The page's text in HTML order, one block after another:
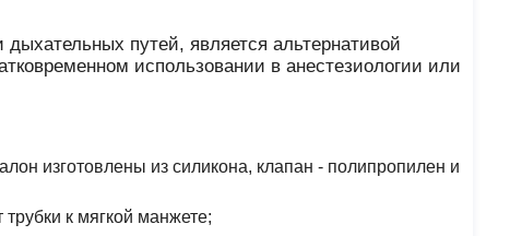
путей, является альтернативой
использовании в анестезиологии или
изготовлены из силикона, клапан - полипропилен и
к мягкой манжете;